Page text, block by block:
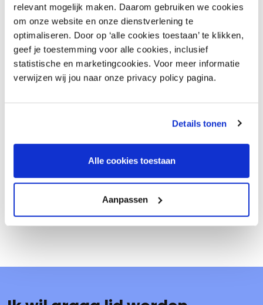
relevant mogelijk maken. Daarom gebruiken we cookies
om onze website en onze dienstverlening te
optimaliseren. Door op ‘alle cookies toestaan’ te klikken,
geef je toestemming voor alle cookies, inclusief
statistische en marketingcookies. Voor meer informatie
verwijzen wij jou naar onze privacy policy pagina.
Details tonen
Alle cookies toestaan
Aanpassen
Voor juridische vraagstukken, vragen over
financiering, hr of andere simpele en complexe
kwesties kun je terecht bij een van onze
adviseurs.
Bel ons
Margriet Baan
Manager dienstverlening